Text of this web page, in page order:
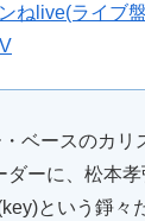
ねlive(ライブ
ベースのカリ
ダーに、松本
という錚々